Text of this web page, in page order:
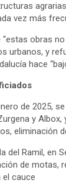
vez más
“estas obras
urbanos, y
hace
de 2025,
y
eliminación
del Ramil, en
de motas,
cauce